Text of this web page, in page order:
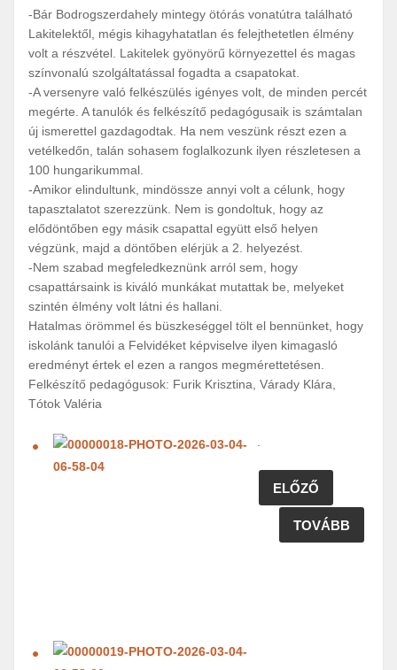
-Bár Bodrogszerdahely mintegy ötórás vonatútra található
Lakitelektől, mégis kihagyhatatlan és felejthetetlen élmény
volt a részvétel. Lakitelek gyönyörű környezettel és magas
színvonalú szolgáltatással fogadta a csapatokat.
-A versenyre való felkészülés igényes volt, de minden percét
megérte. A tanulók és felkészítő pedagógusaik is számtalan
új ismerettel gazdagodtak. Ha nem veszünk részt ezen a
vetélkedőn, talán sohasem foglalkozunk ilyen részletesen a
100 hungarikummal.
-Amikor elindultunk, mindössze annyi volt a célunk, hogy
tapasztalatot szerezzünk. Nem is gondoltuk, hogy az
elődöntőben egy másik csapattal együtt első helyen
végzünk, majd a döntőben elérjük a 2. helyezést.
-Nem szabad megfeledkeznünk arról sem, hogy
csapattársaink is kiváló munkákat mutattak be, melyeket
szintén élmény volt látni és hallani.
Hatalmas örömmel és büszkeséggel tölt el bennünket, hogy
iskolánk tanulói a Felvidéket képviselve ilyen kimagasló
eredményt értek el ezen a rangos megmérettetésen.
Felkészítő pedagógusok: Furik Krisztina, Várady Klára,
Tótok Valéria
.
ELŐZŐ
TOVÁBB